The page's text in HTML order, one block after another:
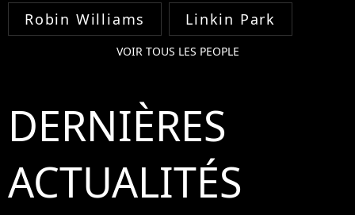
Robin Williams Linkin Park
VOIR TOUS LES PEOPLE
DERNIÈRES
ACTUALITÉS